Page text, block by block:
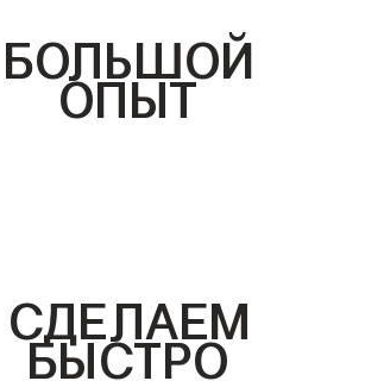
БОЛЬШОЙ
ОПЫТ
СДЕЛАЕМ
БЫСТРО